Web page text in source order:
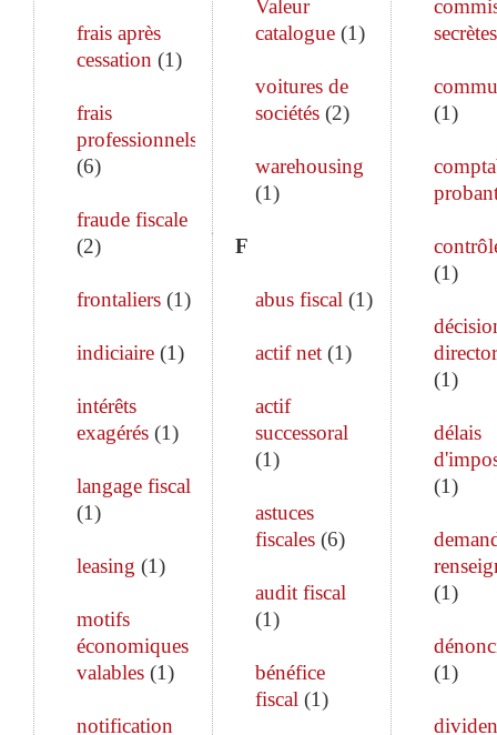
frais après
cessation (1)
frais
professionnels
(6)
fraude fiscale
(2)
frontaliers (1)
indiciaire (1)
intérêts
exagérés (1)
langage fiscal
(1)
leasing (1)
motifs
économiques
valables (1)
notification
Valeur
catalogue(1)
voitures de
sociétés(2)
warehousing
(1)
F
abus fiscal (1)
actif net(1)
actif
successoral
(1)
astuces
fiscales(6)
audit fiscal
(1)
bénéfice
fiscal (1)
secrètes
(1)
(1)
(1)
délais
(1)
(1)
(1)